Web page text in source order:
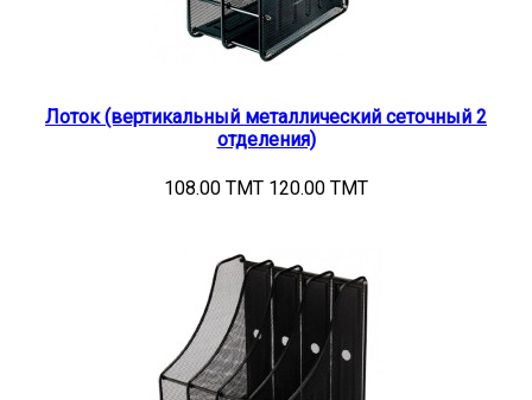
Лоток (вертикальный металлический сеточный 2
отделения)
108.00 TMT 120.00 TMT